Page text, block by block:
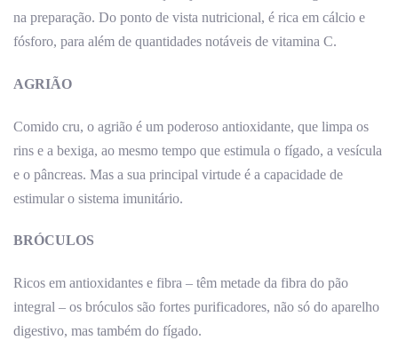
na preparação. Do ponto de vista nutricional, é rica em cálcio e
fósforo, para além de quantidades notáveis de vitamina C.
AGRIÃO
Comido cru, o agrião é um poderoso antioxidante, que limpa os
rins e a bexiga, ao mesmo tempo que estimula o fígado, a vesícula
e o pâncreas. Mas a sua principal virtude é a capacidade de
estimular o sistema imunitário.
BRÓCULOS
Ricos em antioxidantes e fibra – têm metade da fibra do pão
integral – os bróculos são fortes purificadores, não só do aparelho
digestivo, mas também do fígado.